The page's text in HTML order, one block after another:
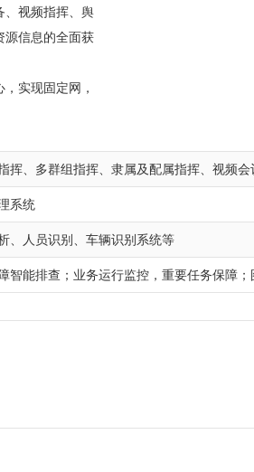
、视频指挥、舆
源信息的全面获
实现固定网，
挥、多群组指挥、隶属及配属指挥、视频
系统
、人员识别、车辆识别系统等
智能排查；业务运行监控，重要任务保障